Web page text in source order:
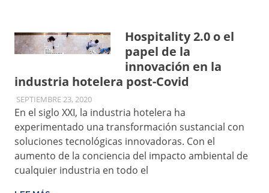
Hospitality 2.0 o el
papel de la
innovación en la
industria hotelera post-Covid
SEPTIEMBRE 23, 2020EASY-REZ
UNCATEGORIZED
En el siglo XXI, la industria hotelera ha
experimentado una transformación sustancial con
soluciones tecnológicas innovadoras. Con el
aumento de la conciencia del impacto ambiental de
cualquier industria en todo el